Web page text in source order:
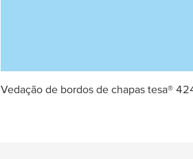
Vedação de bordos de chapas tesa®